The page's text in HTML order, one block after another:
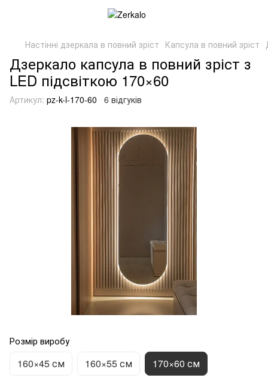
Настінні дзеркала в повний зріст Капсула в повний зріст
Дзеркало капсула в повний зріст з
LED підсвіткою 170×60
Артикул: pz-k-l-170-60 6 відгуків
Розмір виробу
160×45 см 160×55 см 170×60 см